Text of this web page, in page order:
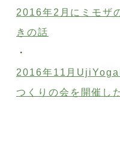
2016年2月にミモザ
きの話
・
2016年11月
つくりの会を開催し